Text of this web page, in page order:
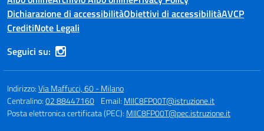
Dichiarazione di accessibilitàObiettivi di accessibilitàAVCP
CreditiNote Legali
Seguici su:
Indirizzo:Via Maffucci, 60 - Milano
Centralino:02 88447160 Email: MIIC8FP00T@istruzione.it
Posta elettronica certificata (PEC): MIIC8FP00T@pec.istruzione.it